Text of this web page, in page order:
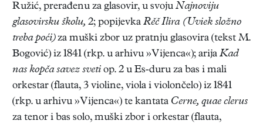
Ružić, prerađenu za glasovir, u svoju Najnoviju
glasovirsku školu, 2; popijevka Rěč Ilira (Uviek složno
treba poći)za muški zbor uz pratnju glasovira (tekst M.
Bogović) iz 1841 (rkp. u arhivu »Vijenca«); arija Kad
nas kopča savez sveti op. 2 u Es-duru za bas i mali
orkestar (flauta, 3 violine, viola i violončelo) iz 1841
(rkp. u arhivu »Vijenca«) te kantata Cerne, quae clerus
za tenor i bas solo, muški zbor i orkestar (flauta,